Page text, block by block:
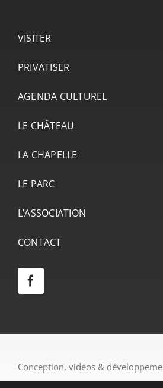
VISITER
PRIVATISER
AGENDA CULTUREL
LE CHÂTEAU
LA CHAPELLE
LE PARC
L’ASSOCIATION
CONTACT
Conception, vidéos &